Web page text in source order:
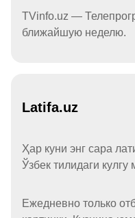
TVinfo.uz —
ближайшую неделю.
Latifa.uz
Ҳар куни энг сара
Ўзбек тилидаги кулгу
Ежедневно только